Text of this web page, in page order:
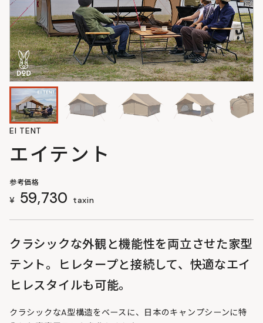
EI TENT
エイテント
参考価格
¥ 59,730 taxin
クラシックな外観と機能性を両立させた家型
テント。ヒレタープと接続して、快適なエイ
ヒレスタイルも可能。
クラシックなA型構造をベースに、日本のキャンプシーンに特